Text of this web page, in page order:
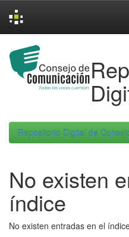
navigation
Repositorio Digital de
No existen
índice
No existen entradas en el